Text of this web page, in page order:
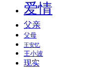
爱情
父亲
父母
王安忆
王小波
现实